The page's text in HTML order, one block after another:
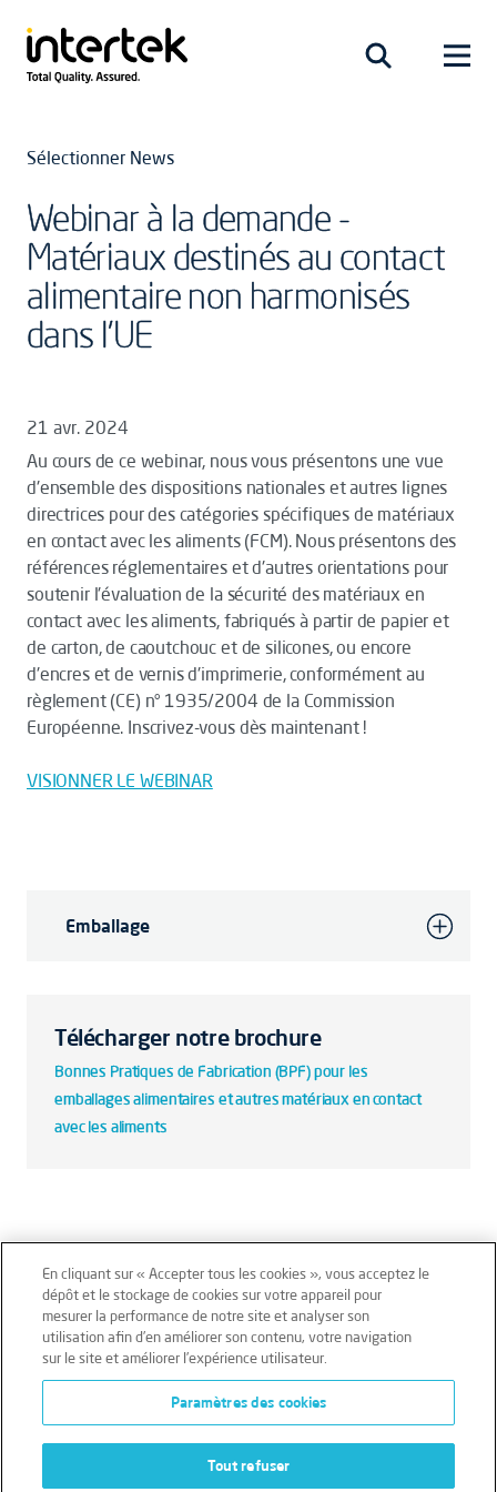
Sélectionner News
Webinar à la demande -
Matériaux destinés au contact
alimentaire non harmonisés
dans l’UE
21 avr. 2024
Au cours de ce webinar, nous vous présentons une vue
d'ensemble des dispositions nationales et autres lignes
directrices pour des catégories spécifiques de matériaux
en contact avec les aliments (FCM). Nous présentons des
références réglementaires et d'autres orientations pour
soutenir l'évaluation de la sécurité des matériaux en
contact avec les aliments, fabriqués à partir de papier et
de carton, de caoutchouc et de silicones, ou encore
d'encres et de vernis d'imprimerie, conformément au
règlement (CE) n° 1935/2004 de la Commission
Européenne. Inscrivez-vous dès maintenant !
VISIONNER LE WEBINAR
Emballage
Télécharger notre brochure
Bonnes Pratiques de Fabrication (BPF) pour les
emballages alimentaires et autres matériaux en contact
avec les aliments
Mentions légales
Conditions générales
Données personnelles
Données personnelles – Volontaires
Cookies
En cliquant sur « Accepter tous les cookies », vous acceptez le
dépôt et le stockage de cookies sur votre appareil pour
mesurer la performance de notre site et analyser son
utilisation afin d’en améliorer son contenu, votre navigation
sur le site et améliorer l’expérience utilisateur.
Paramètres des cookies
Tout refuser